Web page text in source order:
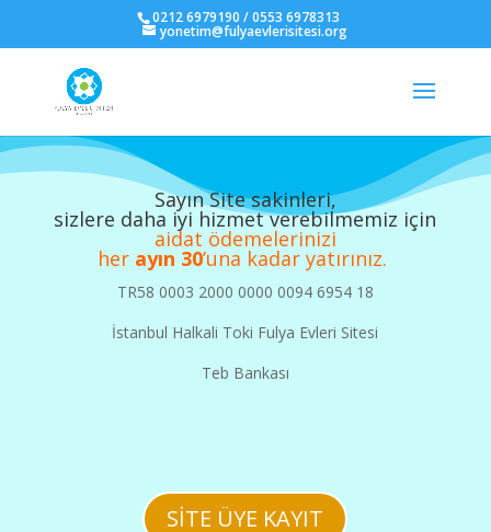
0212 6979190 / 0553 6978313
yonetim@fulyaevlerisitesi.org
Sayın Site sakinleri,
sizlere daha iyi hizmet verebilmemiz için
aidat ödemelerinizi
her ayın 30’una kadar yatırınız.
TR58 0003 2000 0000 0094 6954 18
İstanbul Halkali Toki Fulya Evleri Sitesi
Teb Bankası
SİTE ÜYE KAYIT